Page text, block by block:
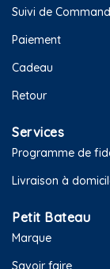
Suivi de
Paiement
Cadeau
Retour
Services
Programme de
Livraison à
Petit Bateau
Marque
Savoir faire